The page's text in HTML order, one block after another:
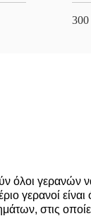
300
όλοι γερανών
γερανοί είναι
στις